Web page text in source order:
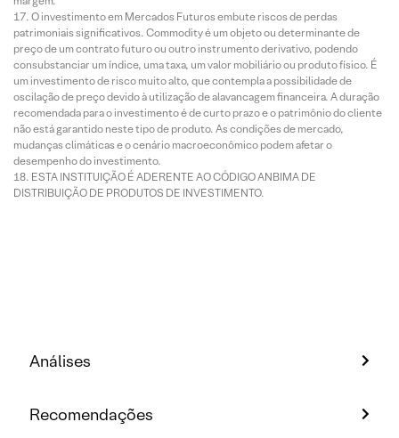
O investimento em Mercados Futuros embute riscos de perdas
patrimoniais significativos. Commodity é um objeto ou determinante de
preço de um contrato futuro ou outro instrumento derivativo, podendo
consubstanciar um índice, uma taxa, um valor mobiliário ou produto físico. É
um investimento de risco muito alto, que contempla a possibilidade de
oscilação de preço devido à utilização de alavancagem financeira. A duração
recomendada para o investimento é de curto prazo e o patrimônio do cliente
não está garantido neste tipo de produto. As condições de mercado,
mudanças climáticas e o cenário macroeconômico podem afetar o
desempenho do investimento.
ESTA INSTITUIÇÃO É ADERENTE AO CÓDIGO ANBIMA DE
DISTRIBUIÇÃO DE PRODUTOS DE INVESTIMENTO.
Análises
Recomendações